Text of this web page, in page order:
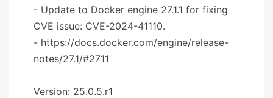
- Update to Docker engine 27.1.1 for fixing
CVE issue: CVE-2024-41110.
- https://docs.docker.com/engine/release-
notes/27.1/#2711
Version: 25.0.5.r1